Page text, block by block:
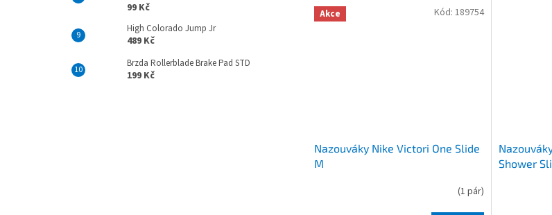
99 Kč
High Colorado Jump Jr
489 Kč
Brzda Rollerblade Brake Pad STD
199 Kč
Akce
Nazouváky Nike Victori One Slide
M
(1 pár)
Kód: 189754
Shower